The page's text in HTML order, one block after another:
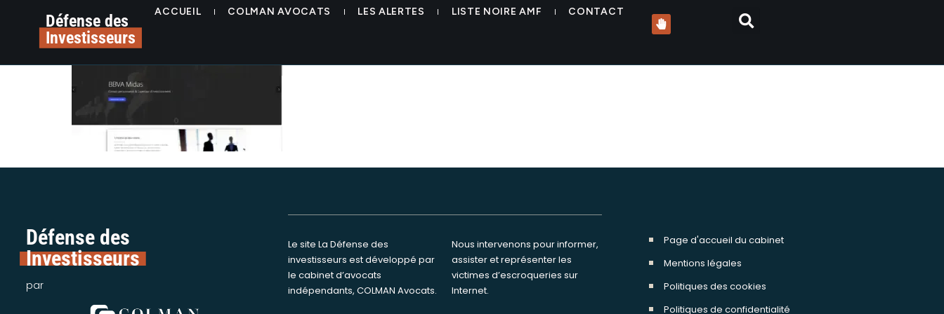
Défense des
Investisseurs
ACCUEIL COLMAN AVOCATS LES ALERTES LISTE NOIRE AMF CONTACT
BBVA Midas
Défense des
Investisseurs
par
Le site La Défense des
investisseurs est développé par
le cabinet d’avocats
indépendants, COLMAN Avocats.
Nous intervenons pour informer,
assister et représenter les
victimes d’escroqueries sur
Internet.
Page d'accueil du cabinet
Mentions légales
Politiques des cookies
Politiques de confidentialité